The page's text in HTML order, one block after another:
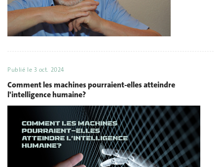
Publié le 3 oct. 2024
Comment les machines pourraient-elles atteindre
l'intelligence humaine?